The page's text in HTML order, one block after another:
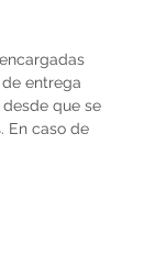
entrega
que se
En caso de